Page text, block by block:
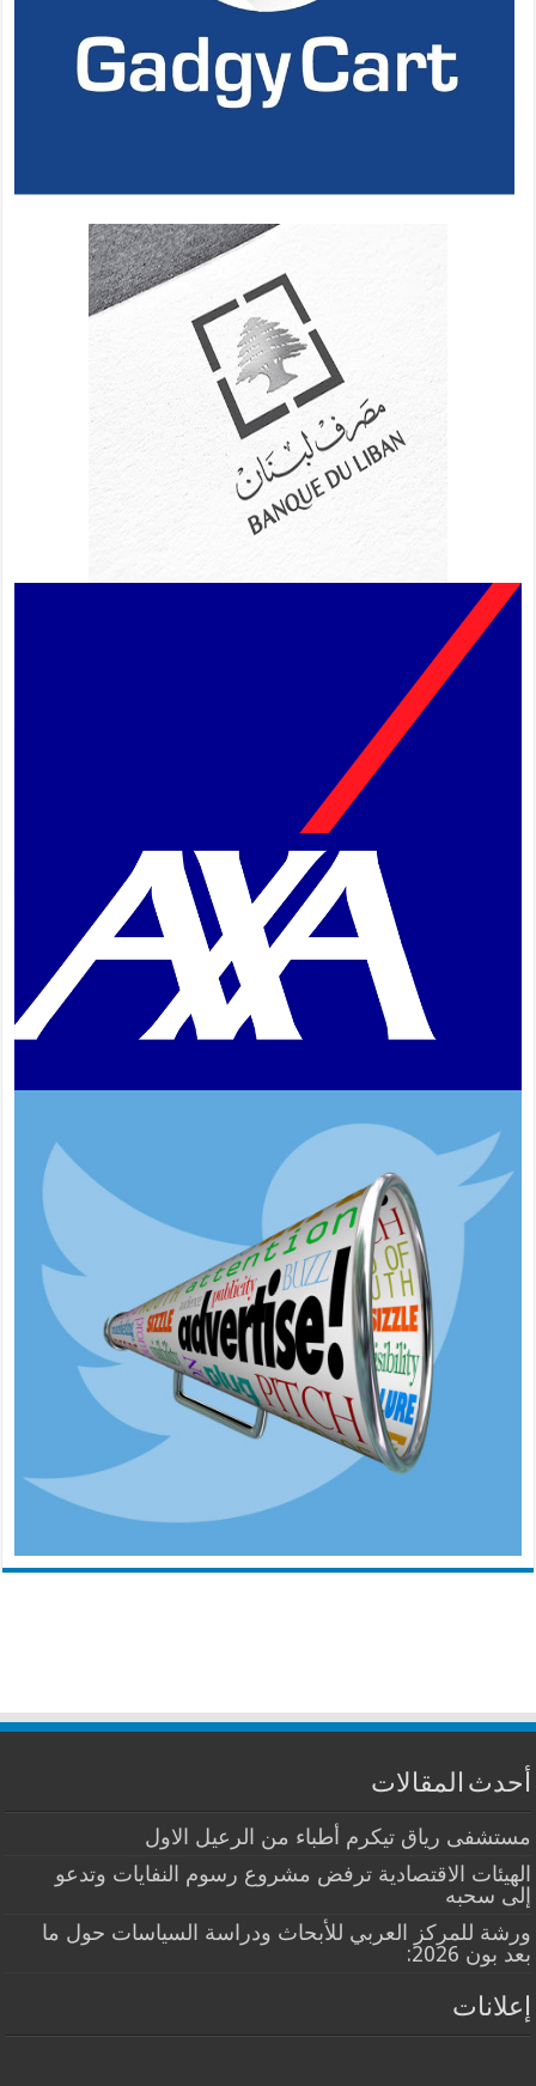
أحدث المقالات
مستشفى رياق تيكرم أطباء من الرعيل الاول
الهيئات الاقتصادية ترفض مشروع رسوم النفايات وتدعو
إلى سحبه
ورشة للمركز العربي للأبحاث ودراسة السياسات حول ما
بعد بون 2026:
إعلانات